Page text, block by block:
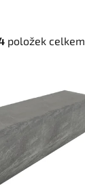
položek celkem